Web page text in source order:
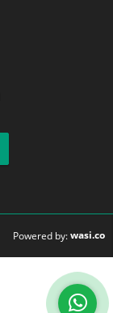
Powered by:wasi.co